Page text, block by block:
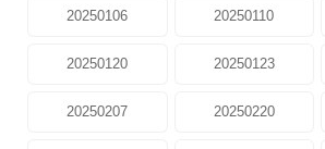
20250106 20250110
20250120 20250123
20250207 20250220